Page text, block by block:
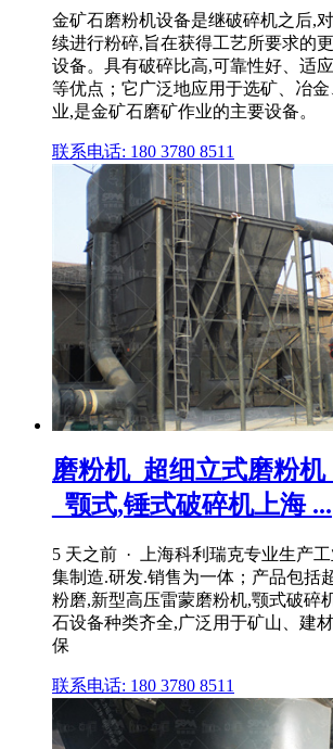
金矿石磨粉机设备是继破碎机之后,
续进行粉碎,旨在获得工艺所要求的
设备。具有破碎比高,可靠性好、适
等优点；它广泛地应用于选矿、冶
业,是金矿石磨矿作业的主要设备。
联系电话: 180 3780 8511
磨粉机_超细立式磨粉
_颚式,锤式破碎机上海 ...
5 天之前 · 上海科利瑞克专业生产
集制造.研发.销售为一体；产品包括
粉磨,新型高压雷蒙磨粉机,颚式破碎
石设备种类齐全,广泛用于矿山、建
保
联系电话: 180 3780 8511